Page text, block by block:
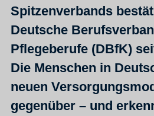
Spitzenverbands
Deutsche
Pflegeberufe (DBfK)
Die Menschen in
neuen
gegenüber – und